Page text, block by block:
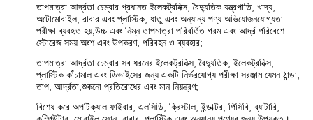
তাপমাত্রা আর্দ্রতা চেম্বার প্রধানত ইলেকট্রনিক্স, বৈদ্যুতিক যন্ত্রপাতি, খাদ্য,
অটোমোবাইল, রাবার এবং প্লাস্টিক, ধাতু এবং অন্যান্য পণ্য অভিযোজনযোগ্যতা
পরীক্ষা ব্যবহৃত হয়,উচ্চ এবং নিম্ন তাপমাত্রা পরিবর্তিত গরম এবং আর্দ্র পরিবেশে
স্টোরেজ সময় অংশ এবং উপকরণ, পরিবহন ও ব্যবহার;
তাপমাত্রা আর্দ্রতা চেম্বার সব ধরনের ইলেকট্রনিক্স, বৈদ্যুতিক, ইলেকট্রনিক্স,
প্লাস্টিক কাঁচামাল এবং ডিভাইসের জন্য একটি নির্ভরযোগ্য পরীক্ষা সরঞ্জাম যেমন ঠান্ডা,
তাপ, আর্দ্রতা,শুকনো প্রতিরোধের এবং মান নিয়ন্ত্রণ;
বিশেষ করে অপটিক্যাল ফাইবার, এলসিডি, ক্রিস্টাল, ইন্ডাক্টর, পিসিবি, ব্যাটারি,